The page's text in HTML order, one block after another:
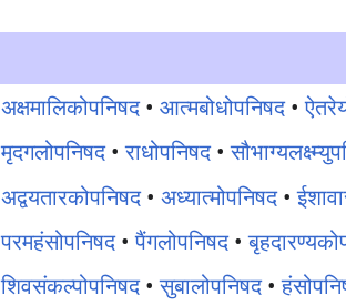
अक्षमालिकोपनिषद•आत्मबोधोपनिषद•
मृदगलोपनिषद•राधोपनिषद•
अद्वयतारकोपनिषद•अध्यात्मोपनिषद•
परमहंसोपनिषद•पैंगलोपनिषद•
शिवसंकल्पोपनिषद•सुबालोपनिषद•